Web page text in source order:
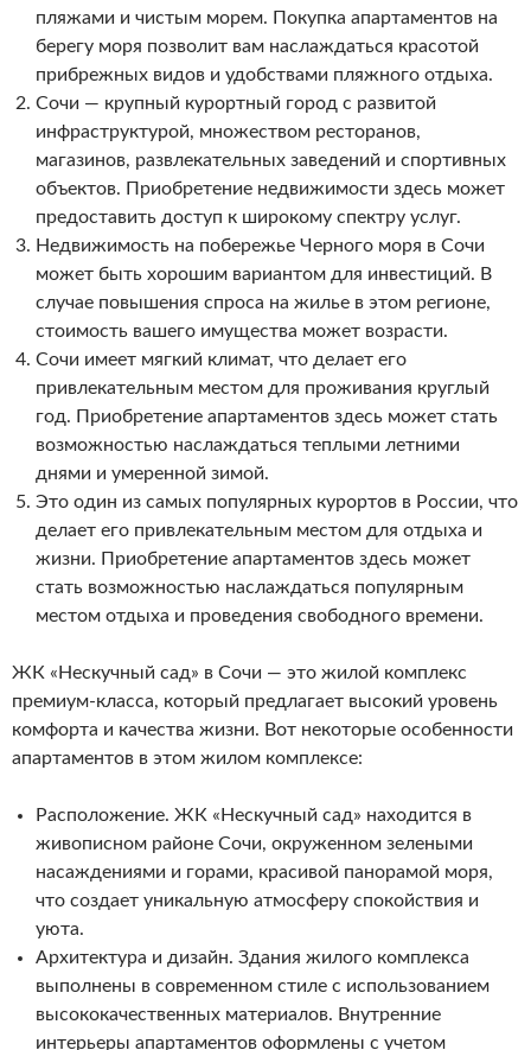
пляжами и чистым морем. Покупка апартаментов на
берегу моря позволит вам наслаждаться красотой
прибрежных видов и удобствами пляжного отдыха.
Сочи — крупный курортный город с развитой
инфраструктурой, множеством ресторанов,
магазинов, развлекательных заведений и спортивных
объектов. Приобретение недвижимости здесь может
предоставить доступ к широкому спектру услуг.
Недвижимость на побережье Черного моря в Сочи
может быть хорошим вариантом для инвестиций. В
случае повышения спроса на жилье в этом регионе,
стоимость вашего имущества может возрасти.
Сочи имеет мягкий климат, что делает его
привлекательным местом для проживания круглый
год. Приобретение апартаментов здесь может стать
возможностью наслаждаться теплыми летними
днями и умеренной зимой.
Это один из самых популярных курортов в России, что
делает его привлекательным местом для отдыха и
жизни. Приобретение апартаментов здесь может
стать возможностью наслаждаться популярным
местом отдыха и проведения свободного времени.
ЖК «Нескучный сад» в Сочи — это жилой комплекс
премиум-класса, который предлагает высокий уровень
комфорта и качества жизни. Вот некоторые особенности
апартаментов в этом жилом комплексе:
Расположение. ЖК «Нескучный сад» находится в
живописном районе Сочи, окруженном зелеными
насаждениями и горами, красивой панорамой моря,
что создает уникальную атмосферу спокойствия и
уюта.
Архитектура и дизайн. Здания жилого комплекса
выполнены в современном стиле с использованием
высококачественных материалов. Внутренние
интерьеры апартаментов оформлены с учетом